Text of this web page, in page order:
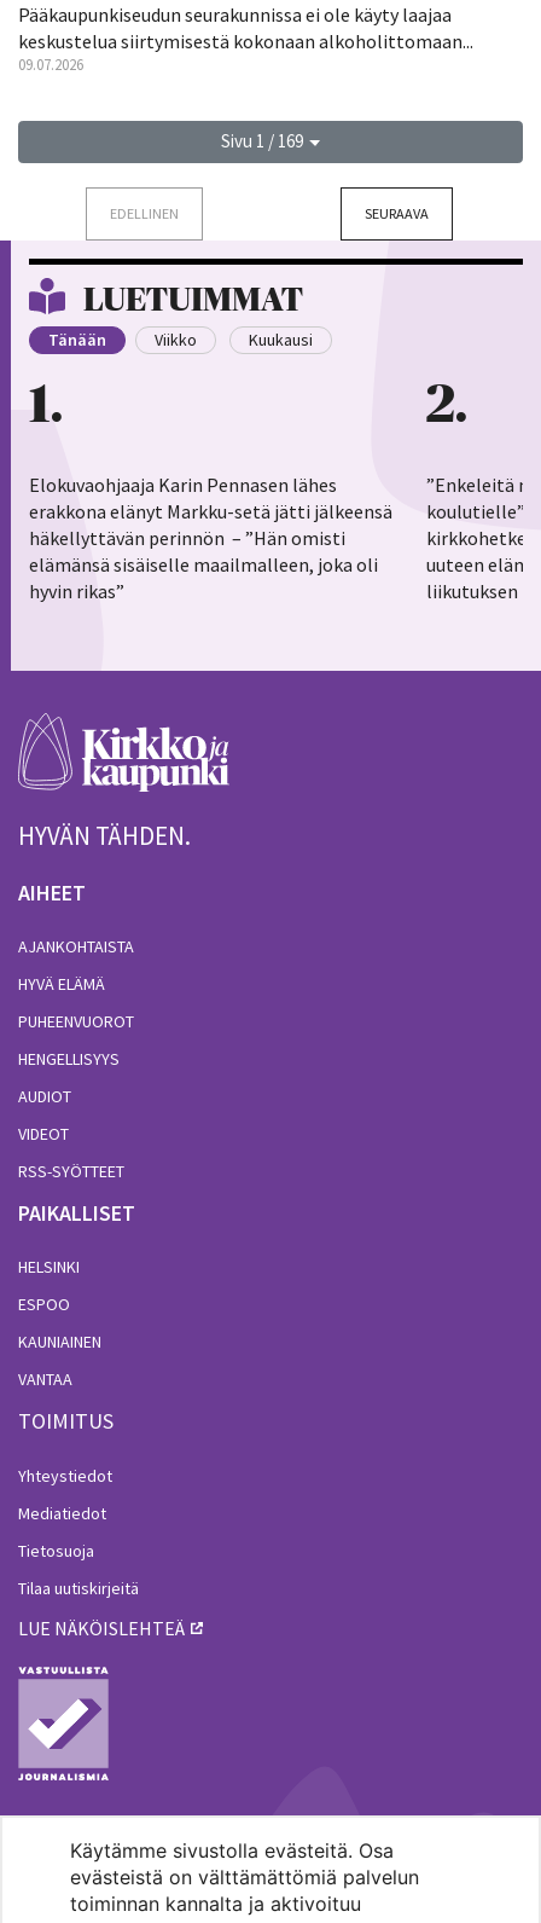
Käytämme sivustolla evästeitä. Osa
evästeistä on välttämättömiä palvelun
toiminnan kannalta ja aktivoituu
Pääkaupunkiseudun seurakunnissa ei ole käyty laajaa
keskustelua siirtymisestä kokonaan alkoholittomaan...
09.07.2026
Sivu 1 / 169
EDELLINEN SEURAAVA
LUETUIMMAT
Tänään Viikko Kuukausi
1
Elokuvaohjaaja Karin Pennasen lähes
erakkona elänyt Markku-setä jätti jälkeensä
häkellyttävän perinnön – ”Hän omisti
elämänsä sisäiselle maailmalleen, joka oli
hyvin rikas”
2
”Enkeleitä
koulutielle”–
uuteen
liikutuksen
HYVÄN TÄHDEN.
AIHEET
AJANKOHTAISTA
HYVÄ ELÄMÄ
PUHEENVUOROT
HENGELLISYYS
AUDIOT
VIDEOT
RSS-SYÖTTEET
PAIKALLISET
HELSINKI
ESPOO
KAUNIAINEN
VANTAA
TOIMITUS
Yhteystiedot
Mediatiedot
Tietosuoja
Tilaa uutiskirjeitä
LUE NÄKÖISLEHTEÄ
MENOHAKU